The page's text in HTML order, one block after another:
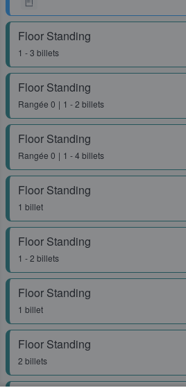
Floor Standing
1 - 3 billets
Floor Standing
Rangée 0 1 - 2 billets
Floor Standing
Rangée 0 1 - 4 billets
Floor Standing
1 billet
Floor Standing
1 - 2 billets
Floor Standing
1 billet
Floor Standing
2 billets